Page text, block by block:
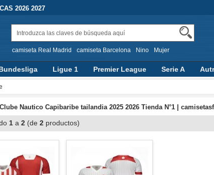
2026 2027
camiseta Real Madrid camiseta Barcelona Nino Mujer
Ligue 1 Premier League Serie A
Nautico Capibaribe tailandia 2025 2026 Tienda N°1 |
1 a 2 (de 2 productos)